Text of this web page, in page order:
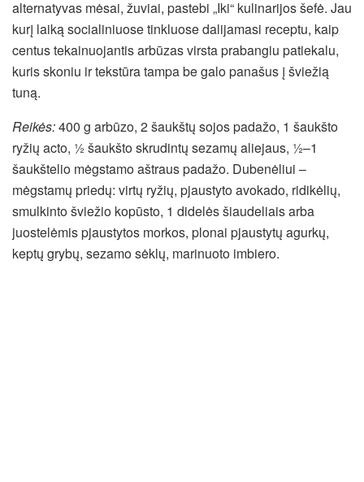
alternatyvas mėsai, žuviai, pastebi „Iki“ kulinarijos šefė. Jau
kurį laiką socialiniuose tinkluose dalijamasi receptu, kaip
centus tekainuojantis arbūzas virsta prabangiu patiekalu,
kuris skoniu ir tekstūra tampa be galo panašus į šviežią
tuną.
Reikės:400 g arbūzo, 2 šaukštų sojos padažo, 1 šaukšto
ryžių acto, ½ šaukšto skrudintų sezamų aliejaus, ½–1
šaukštelio mėgstamo aštraus padažo. Dubenėliui –
mėgstamų priedų: virtų ryžių, pjaustyto avokado, ridikėlių,
smulkinto šviežio kopūsto, 1 didelės šiaudeliais arba
juostelėmis pjaustytos morkos, plonai pjaustytų agurkų,
keptų grybų, sezamo sėklų, marinuoto imbiero.